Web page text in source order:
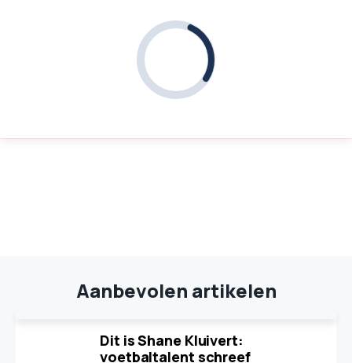
Aanbevolen artikelen
Dit is Shane Kluivert:
voetbaltalent schreef